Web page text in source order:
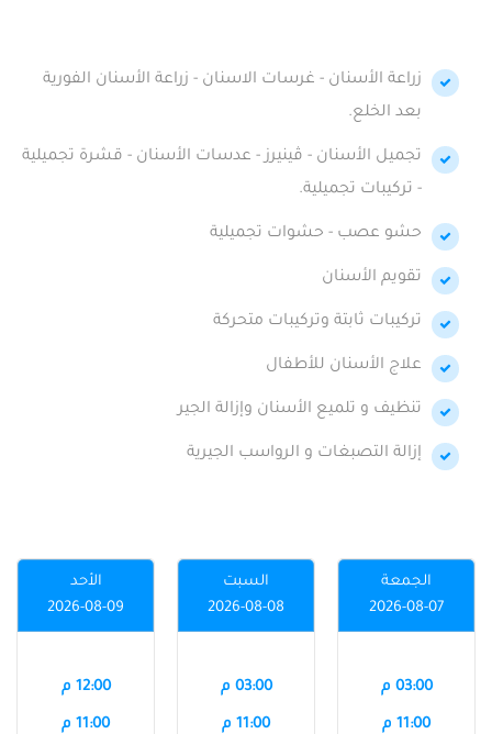
زراعة الأسنان - غرسات الاسنان - زراعة الأسنان الفورية
بعد الخلع.
تجميل الأسنان - ڤينيرز - عدسات الأسنان - قشرة تجميلية
- تركيبات تجميلية.
حشو عصب - حشوات تجميلية
تقويم الأسنان
تركيبات ثابتة وتركيبات متحركة
علاج الأسنان للأطفال
تنظيف و تلميع الأسنان وإزالة الجير
إزالة التصبغات و الرواسب الجيرية
الجمعة
2026-08-07
03:00 م
11:00 م
السبت
2026-08-08
03:00 م
11:00 م
الأحد
2026-08-09
12:00 م
11:00 م